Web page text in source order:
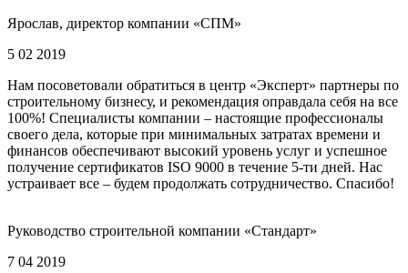
Ярослав, директор компании «СПМ»
5 02 2019
Нам посоветовали обратиться в центр «Эксперт» партнеры по
строительному бизнесу, и рекомендация оправдала себя на все
100%! Специалисты компании – настоящие профессионалы
своего дела, которые при минимальных затратах времени и
финансов обеспечивают высокий уровень услуг и успешное
получение сертификатов ISO 9000 в течение 5-ти дней. Нас
устраивает все – будем продолжать сотрудничество. Спасибо!
Руководство строительной компании «Стандарт»
7 04 2019